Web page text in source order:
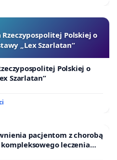
Polskiej o
„Lex Szarlatan”
Polskiej o
Szarlatan”
pacjentom z chorobą
leczenia